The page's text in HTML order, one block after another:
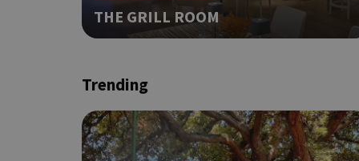
THE GRILL ROOM
Trending
Ονοματεπώνυμο
G_ENABLED_IDPS